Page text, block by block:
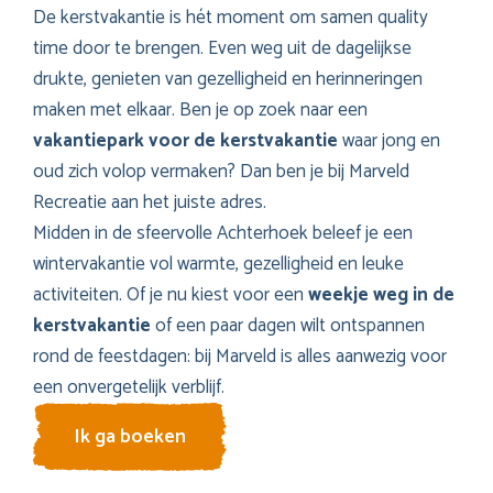
De kerstvakantie is hét moment om samen quality
time door te brengen. Even weg uit de dagelijkse
drukte, genieten van gezelligheid en herinneringen
maken met elkaar. Ben je op zoek naar een
vakantiepark voor de kerstvakantiewaar jong en
oud zich volop vermaken? Dan ben je bij Marveld
Recreatie aan het juiste adres.
Midden in de sfeervolle Achterhoek beleef je een
wintervakantie vol warmte, gezelligheid en leuke
activiteiten. Of je nu kiest voor eenweekje weg in de
kerstvakantieof een paar dagen wilt ontspannen
rond de feestdagen: bij Marveld is alles aanwezig voor
een onvergetelijk verblijf.
Ik ga boeken